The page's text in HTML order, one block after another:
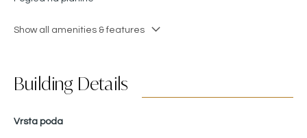
Show all amenities & features
Building Details
Vrsta poda